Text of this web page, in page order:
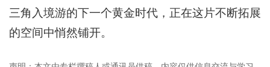
三角入境游的下一个黄金时代，正在这片不断拓展
的空间中悄然铺开。